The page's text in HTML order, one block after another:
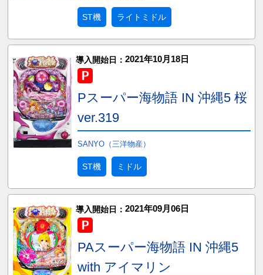
ST機 ライトミドル
導入開始日： 2021年10月18日
Pスーパー海物語 IN 沖縄5 桜
ver.319
SANYO（三洋物産）
ST機 ミドル
導入開始日： 2021年09月06日
PAスーパー海物語 IN 沖縄5
with アイマリン